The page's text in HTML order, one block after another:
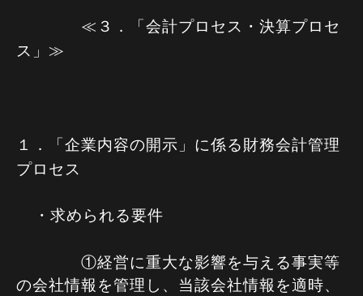
≪３．「会計プロセス・決算プロセ
ス」≫
１．「企業内容の開示」に係る財務会計管理
プロセス
・求められる要件
①経営に重大な影響を与える事実等
の会社情報を管理し、当該会社情報を適時、